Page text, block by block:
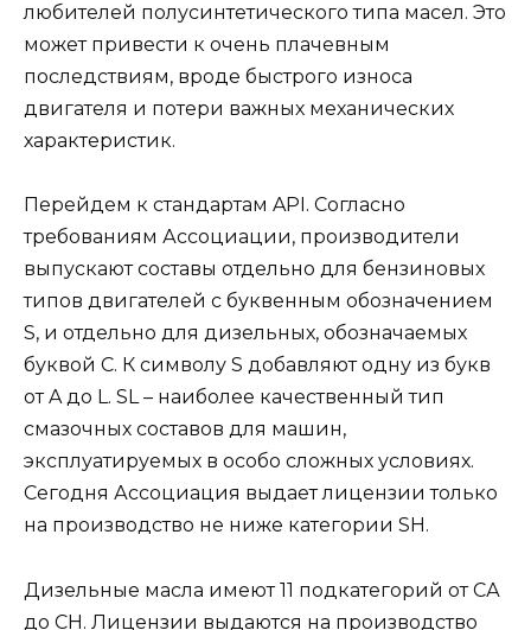
любителей полусинтетического типа масел. Это
может привести к очень плачевным
последствиям, вроде быстрого износа
двигателя и потери важных механических
характеристик.
Перейдем к стандартам API. Согласно
требованиям Ассоциации, производители
выпускают составы отдельно для бензиновых
типов двигателей с буквенным обозначением
S, и отдельно для дизельных, обозначаемых
буквой C. К символу S добавляют одну из букв
от A до L. SL – наиболее качественный тип
смазочных составов для машин,
эксплуатируемых в особо сложных условиях.
Сегодня Ассоциация выдает лицензии только
на производство не ниже категории SH.
Дизельные масла имеют 11 подкатегорий от СА
до СH. Лицензии выдаются на производство